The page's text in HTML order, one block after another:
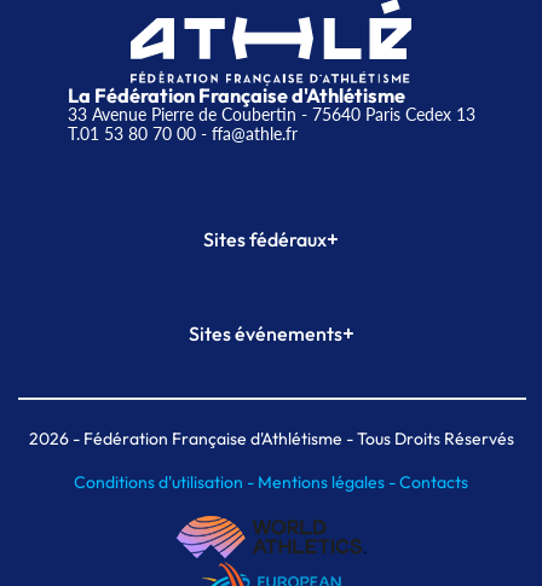
La Fédération Française d'Athlétisme
33 Avenue Pierre de Coubertin - 75640 Paris Cedex 13
T.01 53 80 70 00- ffa@athle.fr
Sites fédéraux+
Plateforme Formation
Sites événements+
Meeting de Paris indoor
MAIF Ekiden de Paris
2026- Fédération Française d'Athlétisme - Tous Droits Réservés
Conditions d'utilisation - Mentions légales -Contacts